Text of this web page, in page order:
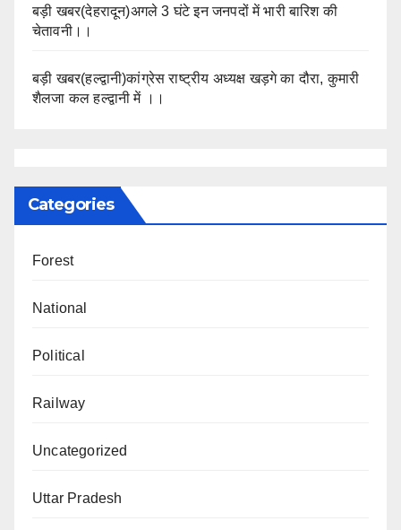
बड़ी खबर(देहरादून)अगले 3 घंटे इन जनपदों में भारी बारिश की
चेतावनी।।
बड़ी खबर(हल्द्वानी)कांग्रेस राष्ट्रीय अध्यक्ष खड़गे का दौरा, कुमारी
शैलजा कल हल्द्वानी में ।।
Categories
Forest
National
Political
Railway
Uncategorized
Uttar Pradesh